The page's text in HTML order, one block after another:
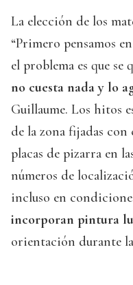
La elección de los
“Primero pensamos
el problema es que se
no cuesta nada y lo
Guillaume. Los hitos
de la zona fijadas
placas de pizarra en
números de
incluso en
incorporan pintura
orientación durante